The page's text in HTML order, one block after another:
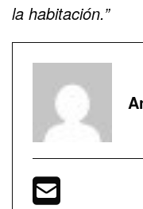
la habitación.”